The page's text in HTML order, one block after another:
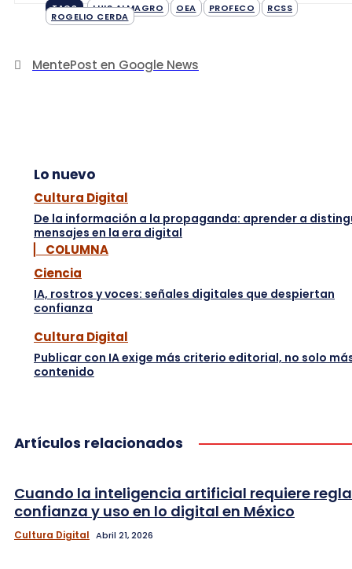
TAGS LUIS ALMAGRO OEA PROFECO RCSS
ROGELIO CERDA
MentePost en Google News
Lo nuevo
Cultura Digital
De la información a la propaganda: aprender a
mensajes en la era digital
▏ COLUMNA
Ciencia
IA, rostros y voces: señales digitales que despiertan
confianza
Cultura Digital
Publicar con IA exige más criterio editorial, no solo
contenido
Artículos relacionados
Cuando la inteligencia artificial requiere
confianza y uso en lo digital en México
Cultura Digital Abril 21, 2026